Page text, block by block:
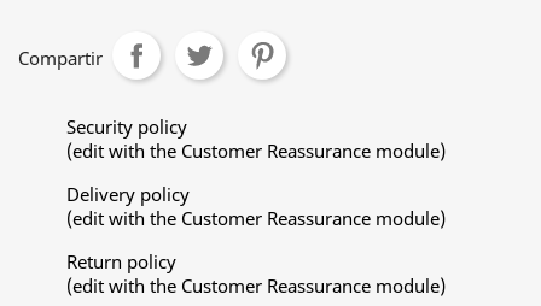
Compartir
Security policy
(edit with the Customer Reassurance module)
Delivery policy
(edit with the Customer Reassurance module)
Return policy
(edit with the Customer Reassurance module)